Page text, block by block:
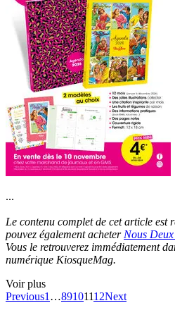
...
Le contenu complet de cet article est
pouvez également acheter Nous
Vous le retrouverez immédiatement
numérique KiosqueMag.
Voir plus
Previous1 …89101112Next